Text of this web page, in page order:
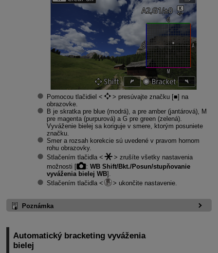
Pomocou tlačidiel
presúvajte značku [■] na
obrazovke.
B je skratka pre blue (modrá), a pre amber (jantárová), M
pre magenta (purpurová) a G pre green (zelená).
Vyváženie bielej sa koriguje v smere, ktorým posuniete
značku.
Smer a rozsah korekcie sú uvedené v pravom hornom
rohu obrazovky.
Stlačením tlačidla
zrušíte všetky nastavenia
možnosti [
: WB Shift/Bkt./Posun/stupňovanie
vyváženia bielej WB].
Stlačením tlačidla
ukončite nastavenie.
Poznámka
Automatický bracketing vyváženia
bielej